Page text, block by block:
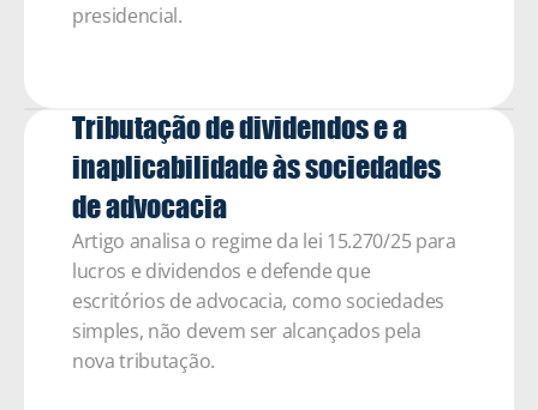
presidencial.
Tributação de dividendos e a
inaplicabilidade às sociedades
de advocacia
Artigo analisa o regime da lei 15.270/25 para
lucros e dividendos e defende que
escritórios de advocacia, como sociedades
simples, não devem ser alcançados pela
nova tributação.